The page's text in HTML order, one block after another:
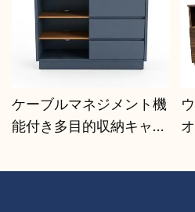
ケーブルマネジメント機
能付き多目的収納キャビ